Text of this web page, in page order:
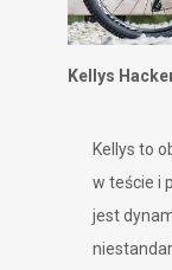
Kellys
Kellys to
w teście i
jest